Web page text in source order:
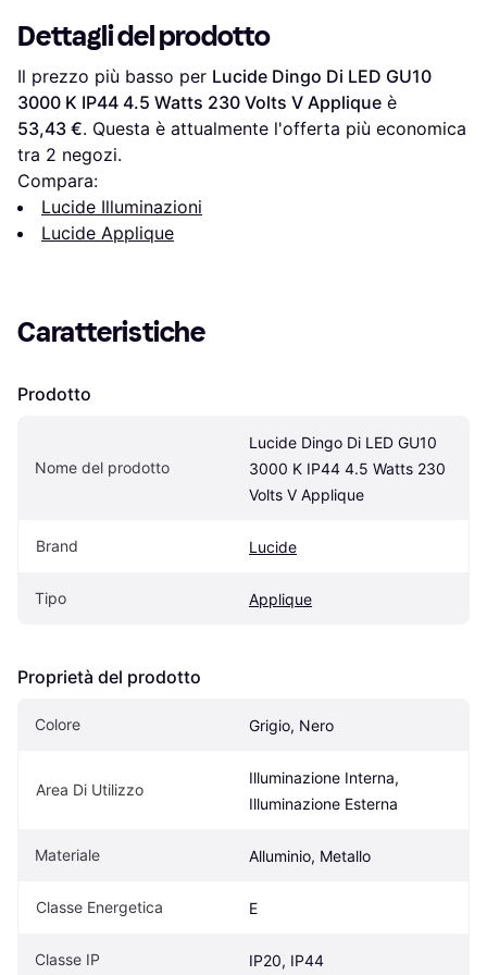
Dettagli del prodotto
Il prezzo più basso per Lucide Dingo Di LED GU10
3000 K IP44 4.5 Watts 230 Volts V Applique
53,43 €. Questa è attualmente l'offerta più economica
tra 2 negozi.
Compara:
Lucide Illuminazioni
Lucide Applique
Caratteristiche
Prodotto
Nome del prodotto
Lucide Dingo Di LED GU10
3000 K IP44 4.5 Watts 230
Volts V Applique
Brand Lucide
Tipo Applique
Proprietà del prodotto
Colore Grigio, Nero
Area Di Utilizzo
Illuminazione Interna,
Illuminazione Esterna
Materiale Alluminio, Metallo
Classe Energetica E
Classe IP IP20, IP44